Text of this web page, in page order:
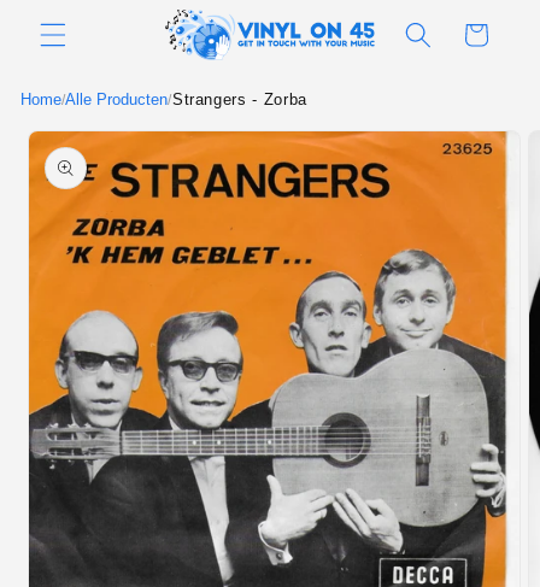
naar de
content
Winkelwagen
Home/Alle Producten/Strangers - Zorba
direct naar